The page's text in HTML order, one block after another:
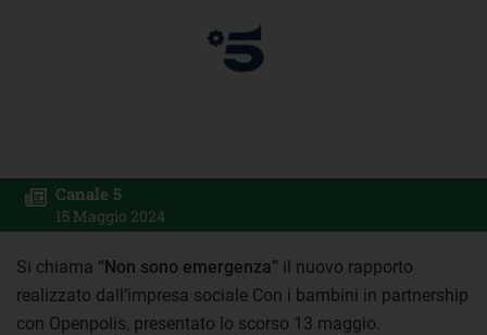
Canale 5
15 Maggio 2024
Si chiama “Non sono emergenza” il nuovo rapporto
realizzato dall’impresa sociale Con i bambini in partnership
con Openpolis, presentato lo scorso 13 maggio.